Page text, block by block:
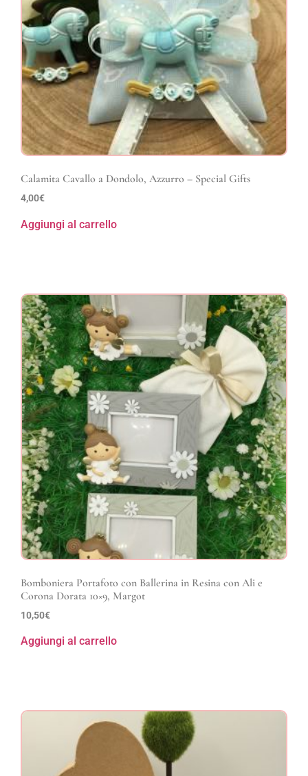
Calamita Cavallo a Dondolo, Azzurro – Special Gifts
4,00€
Aggiungi al carrello
Bomboniera Portafoto con Ballerina in Resina con Ali e
Corona Dorata 10×9, Margot
10,50€
Aggiungi al carrello